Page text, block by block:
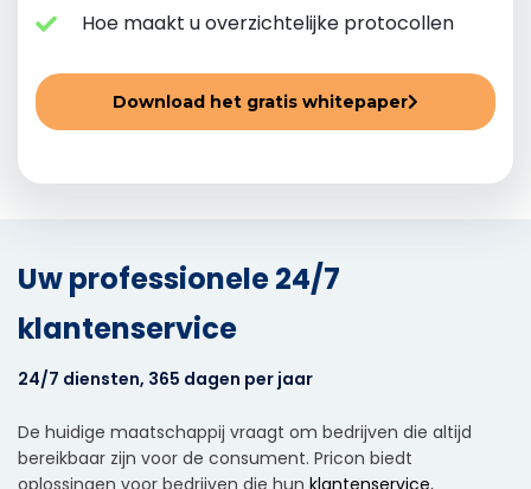
Hoe maakt u overzichtelijke protocollen
Download het gratis whitepaper
Uw professionele 24/7
klantenservice
24/7 diensten, 365 dagen per jaar
De huidige maatschappij vraagt om bedrijven die altijd
bereikbaar zijn voor de consument. Pricon biedt
oplossingen voor bedrijven die hun klantenservice,